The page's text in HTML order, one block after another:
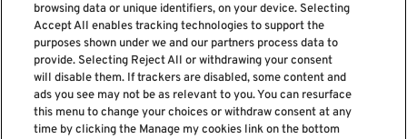
Subscreve a nossa newsletter
browsing data or unique identifiers, on your device. Selecting
Accept All enables tracking technologies to support the
purposes shown under we and our partners process data to
provide. Selecting Reject All or withdrawing your consent
will disable them. If trackers are disabled, some content and
ads you see may not be as relevant to you. You can resurface
this menu to change your choices or withdraw consent at any
time by clicking the Manage my cookies link on the bottom